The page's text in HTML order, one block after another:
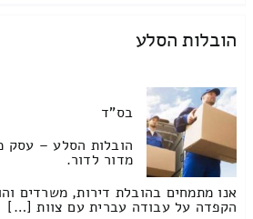
הובלות הסלע
בס"ד
הובלות הסלע – עסק
מדור לדור.
אנו מתמחים בהובלת דירות, משרדים
הקפדה על עבודה עברית עם צוות […]